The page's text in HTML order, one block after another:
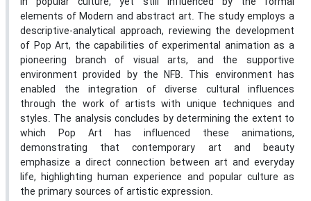
elements of Modern and abstract art. The study employs a
descriptive-analytical approach, reviewing the development
of Pop Art, the capabilities of experimental animation as a
pioneering branch of visual arts, and the supportive
environment provided by the NFB. This environment has
enabled the integration of diverse cultural influences
through the work of artists with unique techniques and
styles. The analysis concludes by determining the extent to
which Pop Art has influenced these animations,
demonstrating that contemporary art and beauty
emphasize a direct connection between art and everyday
life, highlighting human experience and popular culture as
the primary sources of artistic expression.